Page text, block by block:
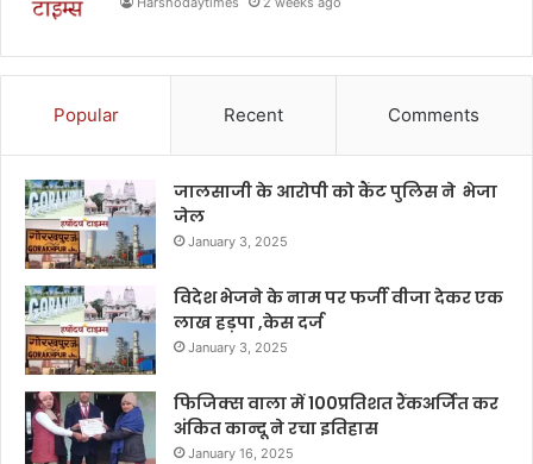
Popular Recent Comments
जालसाजी के आरोपी को कैंट पुलिस ने भेजा
जेल
January 3, 2025
विदेश भेजने के नाम पर फर्जी वीजा देकर एक
लाख हड़पा ,केस दर्ज
January 3, 2025
फिजिक्स वाला में 100प्रतिशत रैंकअर्जित कर
अंकित कान्दू ने रचा इतिहास
January 16, 2025